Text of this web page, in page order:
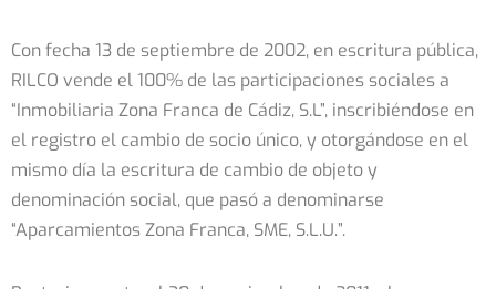
Con fecha 13 de septiembre de 2002, en escritura pública,
RILCO vende el 100% de las participaciones sociales a
“Inmobiliaria Zona Franca de Cádiz, S.L”, inscribiéndose en
el registro el cambio de socio único, y otorgándose en el
mismo día la escritura de cambio de objeto y
denominación social, que pasó a denominarse
“Aparcamientos Zona Franca, SME, S.L.U.”.